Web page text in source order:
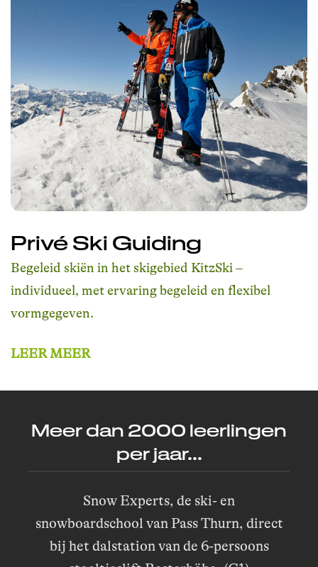
Privé Ski Guiding
Begeleid skiën in het skigebied KitzSki –
individueel, met ervaring begeleid en flexibel
vormgegeven.
LEER MEER
Meer dan 2000 leerlingen
per jaar...
Snow Experts, de ski- en
snowboardschool van Pass Thurn, direct
bij het dalstation van de 6-persoons